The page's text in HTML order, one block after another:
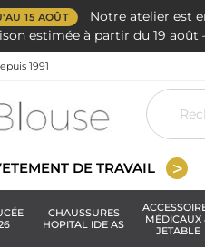
15 AOÛT
Notre atelier est
estimée à partir du 19
1991
DE TRAVAIL
CHAUSSURES
HOPITAL IDE AS
MÉDICAUX
JETABLE